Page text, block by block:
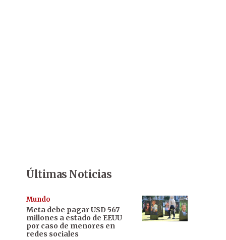
Últimas Noticias
Mundo
Meta debe pagar USD 567
millones a estado de EEUU
por caso de menores en
redes sociales